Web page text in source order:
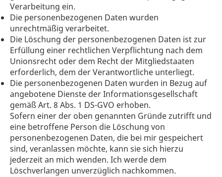
Verarbeitung ein.
Die personenbezogenen Daten wurden
unrechtmäßig verarbeitet.
Die Löschung der personenbezogenen Daten ist zur
Erfüllung einer rechtlichen Verpflichtung nach dem
Unionsrecht oder dem Recht der Mitgliedstaaten
erforderlich, dem der Verantwortliche unterliegt.
Die personenbezogenen Daten wurden in Bezug auf
angebotene Dienste der Informationsgesellschaft
gemäß Art. 8 Abs. 1 DS-GVO erhoben.
Sofern einer der oben genannten Gründe zutrifft und
eine betroffene Person die Löschung von
personenbezogenen Daten, die bei mir gespeichert
sind, veranlassen möchte, kann sie sich hierzu
jederzeit an mich wenden. Ich werde dem
Löschverlangen unverzüglich nachkommen.